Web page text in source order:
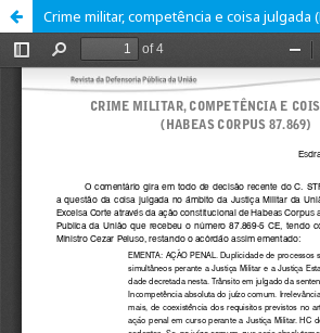
Crime militar, competência e coisa julgada